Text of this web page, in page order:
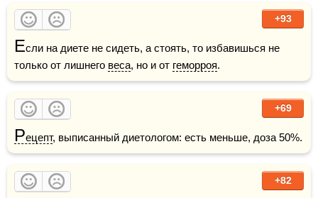
+93
Если на диете не сидеть, а стоять, то избавишься не
только от лишнего веса, но и от геморроя.
+69
Рецепт, выписанный диетологом: есть меньше, доза 50%.
+82